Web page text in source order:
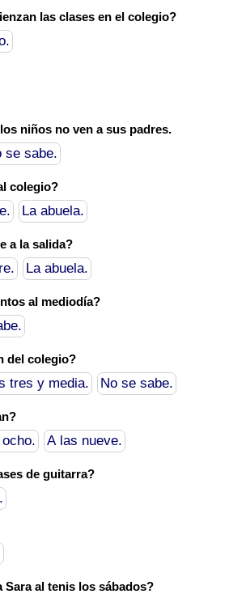
las clases en el colegio?
niños no ven a sus padres.
se sabe.
colegio?
La abuela.
a la salida?
La abuela.
al mediodía?
del colegio?
tres y media. No se sabe.
A las nueve.
de guitarra?
Sara al tenis los sábados?